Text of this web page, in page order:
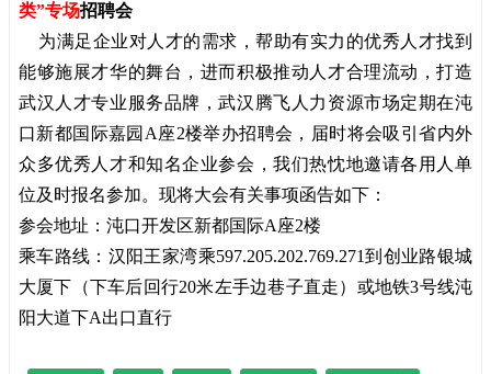
类”专场招聘会
为满足企业对人才的需求，帮助有实力的优秀人才找到
能够施展才华的舞台，进而积极推动人才合理流动，打造
武汉人才专业服务品牌，武汉腾飞人力资源市场定期在沌
口新都国际嘉园A座2楼举办招聘会，届时将会吸引省内外
众多优秀人才和知名企业参会，我们热忱地邀请各用人单
位及时报名参加。现将大会有关事项函告如下：
参会地址：沌口开发区新都国际A座2楼
乘车路线：汉阳王家湾乘597.205.202.769.271到创业路银城
大厦下（下车后回行20米左手边巷子直走）或地铁3号线沌
阳大道下A出口直行